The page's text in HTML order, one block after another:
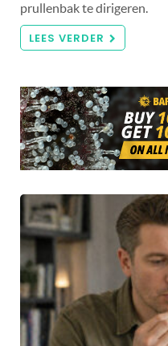
prullenbak te dirigeren.
LEES VERDER